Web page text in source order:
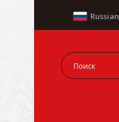
Russian